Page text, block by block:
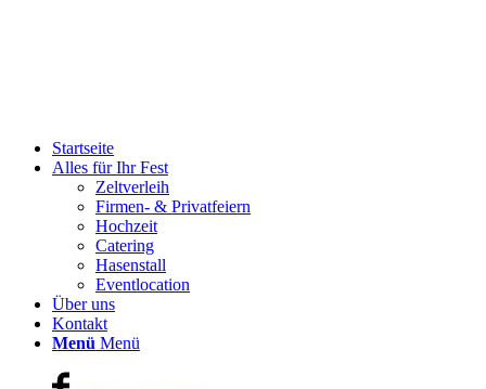
Startseite
Alles für Ihr Fest
Zeltverleih
Firmen- & Privatfeiern
Hochzeit
Catering
Hasenstall
Eventlocation
Über uns
Kontakt
Menü Menü